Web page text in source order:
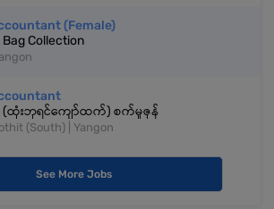
(Female)
Bag Collection
(ထုံးဘုရင်ကျော်ထက်) စက်မှုဇုန်
(South) | Yangon
See More Jobs